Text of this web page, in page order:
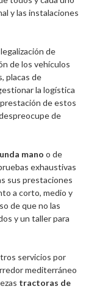
y las instalaciones
de
de los vehículos
placas de
la logística
de estos
de
mano o de
exhaustivas
sus prestaciones
a corto, medio y
de que no las
y un taller para
servicios por
mediterráneo
tractoras de